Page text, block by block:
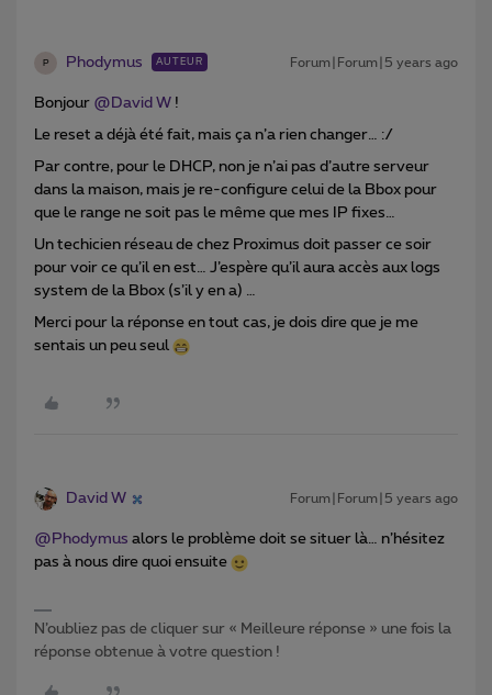
P Phodymus AUTEUR Forum|Forum|5 years ago
Bonjour @David W !
Le reset a déjà été fait, mais ça n’a rien changer… :/
Par contre, pour le DHCP, non je n’ai pas d’autre serveur
dans la maison, mais je re-configure celui de la Bbox pour
que le range ne soit pas le même que mes IP fixes…
Un techicien réseau de chez Proximus doit passer ce soir
pour voir ce qu’il en est… J’espère qu’il aura accès aux logs
system de la Bbox (s’il y en a) …
Merci pour la réponse en tout cas, je dois dire que je me
sentais un peu seul
David W Forum|Forum|5 years ago
@Phodymus alors le problème doit se situer là… n’hésitez
pas à nous dire quoi ensuite
N’oubliez pas de cliquer sur « Meilleure réponse » une fois la
réponse obtenue à votre question !